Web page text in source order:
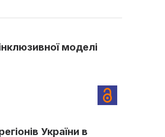
моделі
України в